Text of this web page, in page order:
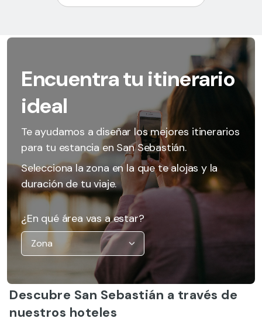
Encuentra tu itinerario
ideal
Te ayudamos a diseñar los mejores itinerarios
para tu estancia en San Sebastián.
Selecciona la zona en la que te alojas y la
duración de tu viaje.
¿En qué área vas a estar?
Descubre San Sebastián a través de
nuestros hoteles